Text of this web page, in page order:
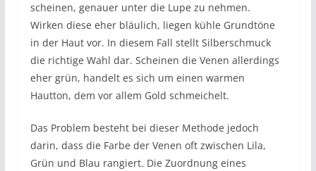
scheinen, genauer unter die Lupe zu nehmen.
Wirken diese eher bläulich, liegen kühle Grundtöne
in der Haut vor. In diesem Fall stellt Silberschmuck
die richtige Wahl dar. Scheinen die Venen allerdings
eher grün, handelt es sich um einen warmen
Hautton, dem vor allem Gold schmeichelt.
Das Problem besteht bei dieser Methode jedoch
darin, dass die Farbe der Venen oft zwischen Lila,
Grün und Blau rangiert. Die Zuordnung eines